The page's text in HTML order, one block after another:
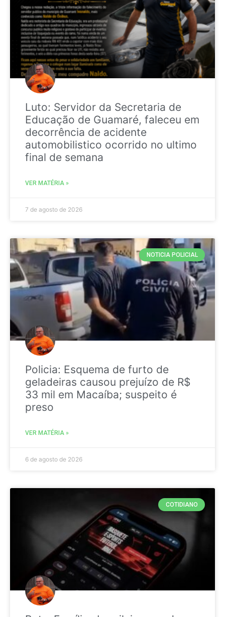
Luto: Servidor da Secretaria de
Educação de Guamaré, faleceu em
decorrência de acidente
automobilistico ocorrido no ultimo
final de semana
VER MATÉRIA »
7 de agosto de 2026
NOTICIA POLICIAL
Policia: Esquema de furto de
geladeiras causou prejuízo de R$
33 mil em Macaíba; suspeito é
preso
VER MATÉRIA »
6 de agosto de 2026
COTIDIANO